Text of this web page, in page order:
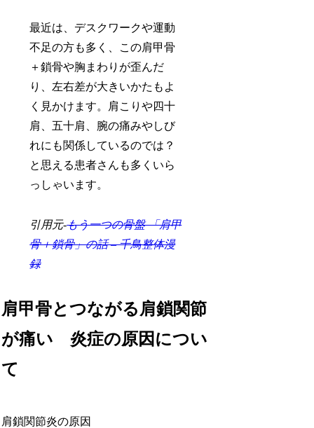
最近は、デスクワークや運動
不足の方も多く、この肩甲骨
＋鎖骨や胸まわりが歪んだ
り、左右差が大きいかたもよ
く見かけます。肩こりや四十
肩、五十肩、腕の痛みやしび
れにも関係しているのでは？
と思える患者さんも多くいら
っしゃいます。
引用元-もう一つの骨盤 「肩甲
骨＋鎖骨」の話 – 千鳥整体漫
録
肩甲骨とつながる肩鎖関節
が痛い 炎症の原因につい
て
肩鎖関節炎の原因